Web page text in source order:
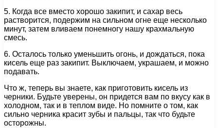
5. Когда все вместо хорошо закипит, и сахар весь
растворится, подержим на сильном огне еще несколько
минут, затем вливаем понемногу нашу крахмальную
смесь.
6. Осталось только уменьшить огонь, и дождаться, пока
кисель еще раз закипит. Выключаем, украшаем, и можно
подавать.
Что ж, теперь вы знаете, как приготовить кисель из
черники. Будьте уверены, он придется вам по вкусу как в
холодном, так и в теплом виде. Но помните о том, как
сильно черника красит зубы и пальцы, так что будьте
осторожны.